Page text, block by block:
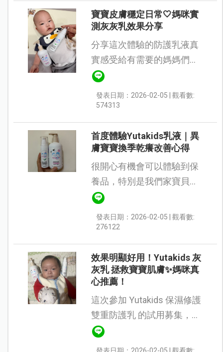
特別在意💖 ...
寶寶皮膚穩定日常🤍媽咪實
測灰灰乳效果分享
分享這次體驗的防護乳液真
實感受給有需要的媽媽們參
考，Yutakids 保濕修護雙重
防護｜異位性皮膚炎護理 一
開始注意到這瓶小瓶的乳液
發表日期：2026-02-05 | 觀看數:
574313
首度體驗Yutakids乳液｜異
膚寶寶換季乾癢改善心得
很開心有機會可以體驗到保
養品，特別是我們家寶貝很
需要的乳液。自從生完小兒
子，發現他是異膚寶寶之
後，對乳液的選擇就格外謹
子，我...
發表日期：2026-02-05 | 觀看數:
276122
效果明顯好用！Yutakids 灰
灰乳 拯救寶寶肌膚✨媽咪真
心推薦！
這次參加 Yutakids 保濕修護
雙重防護乳 的試用募集，當
我收到抽中試用的郵件時，
簡直不敢相信，因為我才剛
發表日期：2026-02-05 | 觀看數: